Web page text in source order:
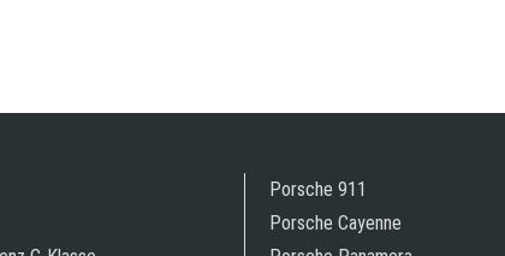
Porsche 911
Porsche Cayenne